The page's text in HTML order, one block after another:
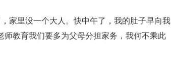
家里没一个大人。快中午了，我的肚子早向我
教育我们要多为父母分担家务，我何不乘此